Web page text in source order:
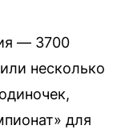
— 3700
несколько
для